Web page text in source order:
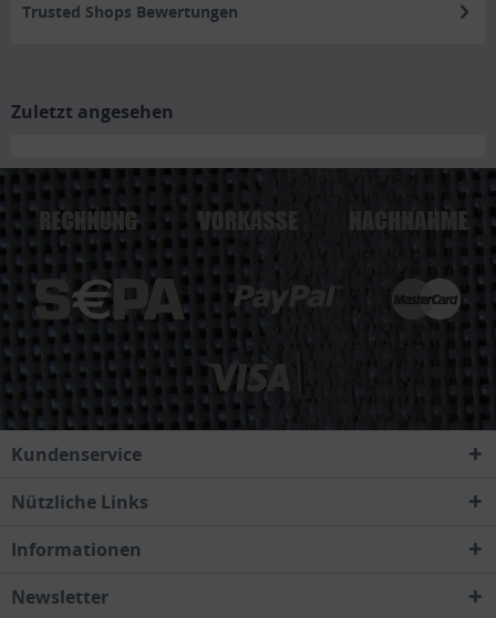
Trusted Shops Bewertungen
Zuletzt angesehen
Kundenservice
Nützliche Links
Informationen
Newsletter